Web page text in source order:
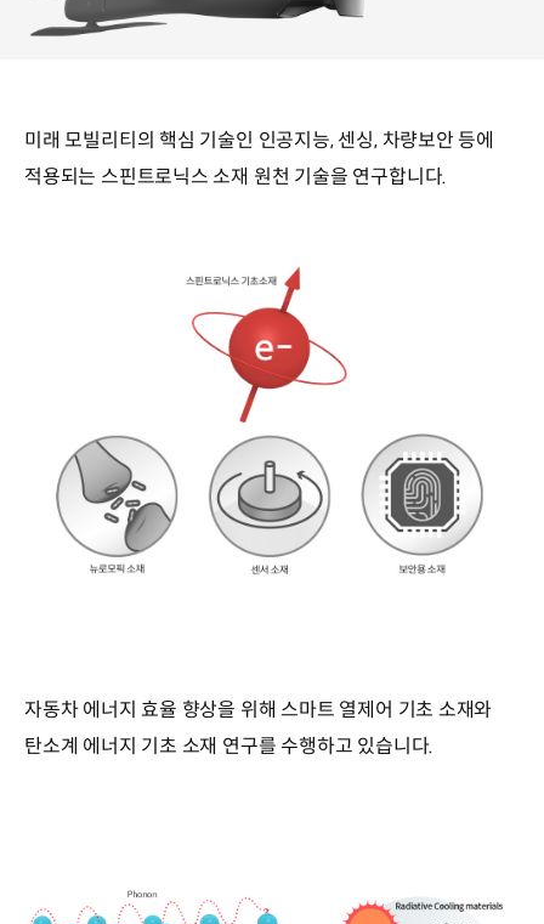
미래 모빌리티의 핵심 기술인 인공지능, 센싱, 차량보안 등에
적용되는 스핀트로닉스 소재 원천 기술을 연구합니다.
자동차 에너지 효율 향상을 위해 스마트 열제어 기초 소재와
탄소계 에너지 기초 소재 연구를 수행하고 있습니다.